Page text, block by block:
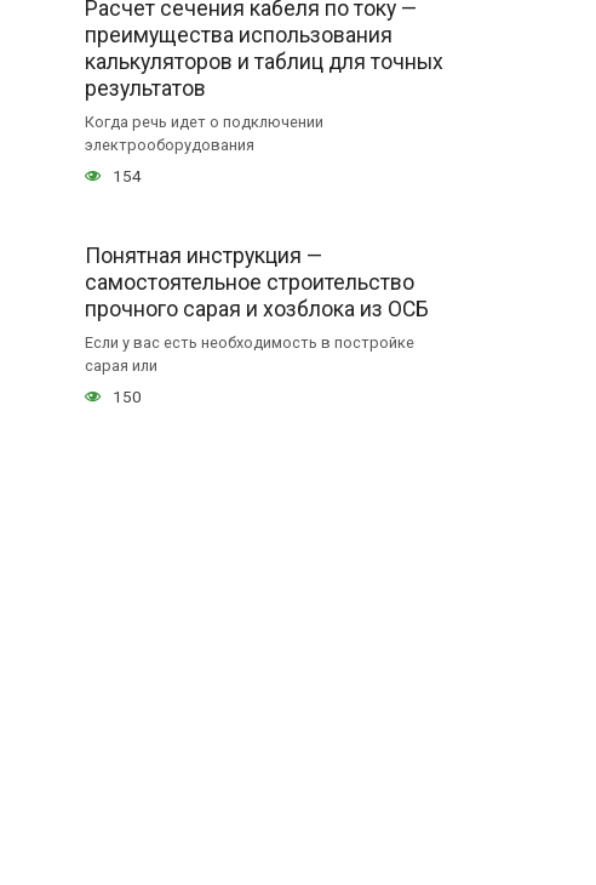
Расчет сечения кабеля по току —
преимущества использования
калькуляторов и таблиц для точных
результатов
Когда речь идет о подключении
электрооборудования
154
Понятная инструкция —
самостоятельное строительство
прочного сарая и хозблока из ОСБ
Если у вас есть необходимость в постройке
сарая или
150